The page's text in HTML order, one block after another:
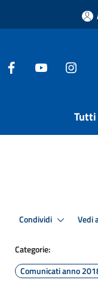
Condividi Vedi
Categorie:
Comunicati anno